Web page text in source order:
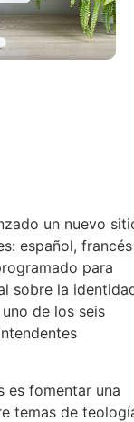
un nuevo
español,
para
sobre la
de los seis
es fomentar una
temas de